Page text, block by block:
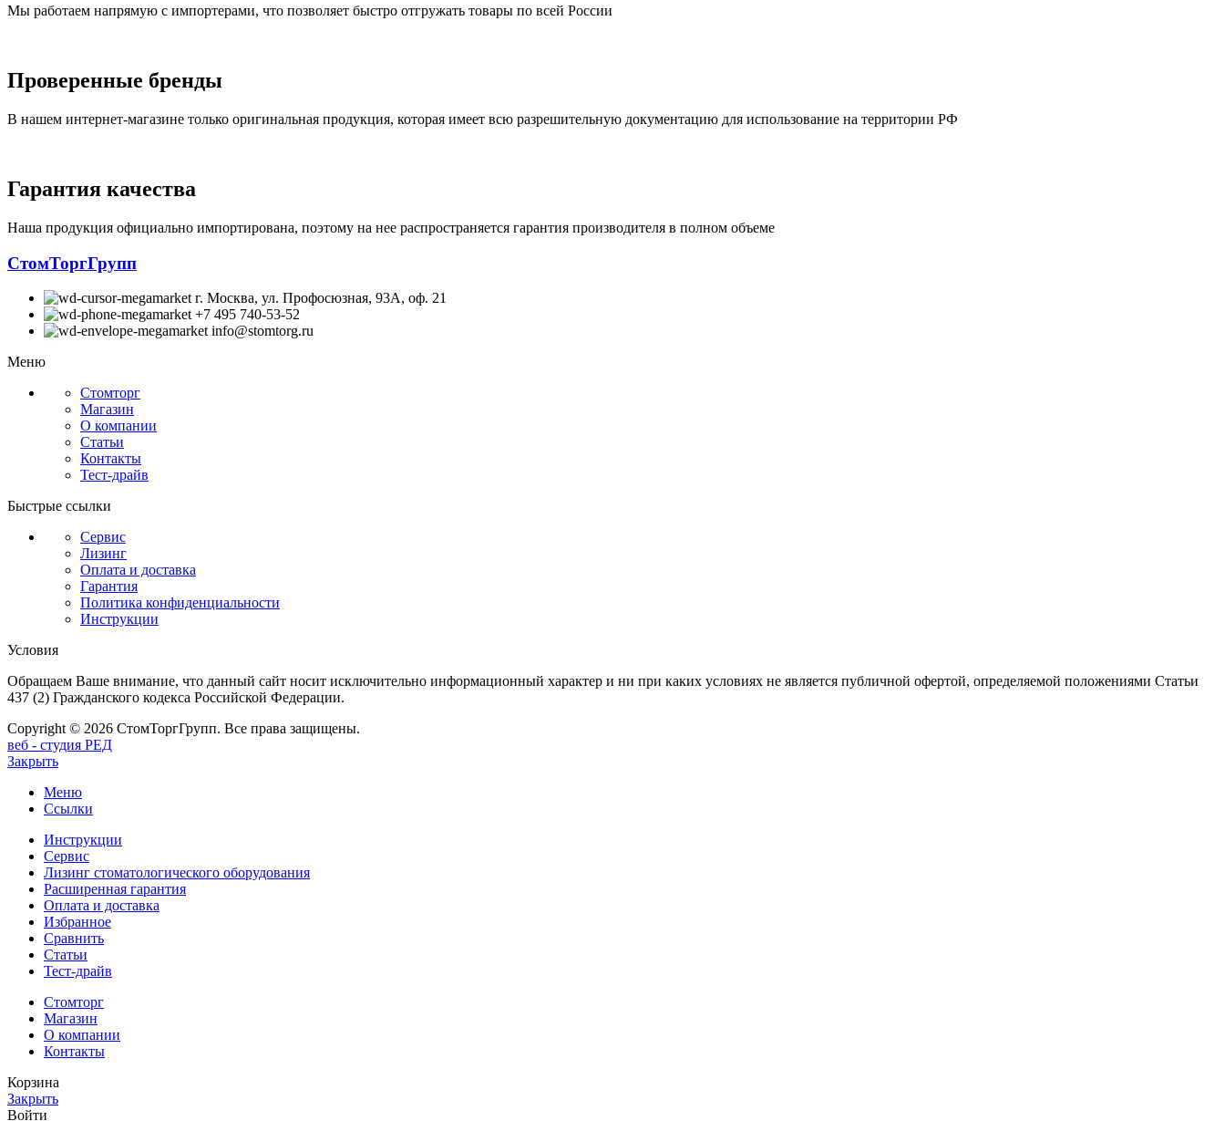
Мы работаем напрямую с импортерами, что позволяет быстро отгружать товары по всей России
Проверенные бренды
В нашем интернет-магазине только оригинальная продукция, которая имеет всю разрешительную документацию для использование на территории РФ
Гарантия качества
Наша продукция официально импортирована, поэтому на нее распространяется гарантия производителя в полном объеме
СтомТоргГрупп
г. Москва, ул. Профосюзная, 93А, оф. 21
+7 495 740-53-52
info@stomtorg.ru
Меню
Стомторг
Магазин
О компании
Статьи
Контакты
Тест-драйв
Быстрые ссылки
Сервис
Лизинг
Оплата и доставка
Гарантия
Политика конфиденциальности
Инструкции
Условия
Обращаем Ваше внимание, что данный сайт носит исключительно информационный характер и ни при каких условиях не является публичной офертой, определяемой положениями Статьи
437 (2) Гражданского кодекса Российской Федерации.
Copyright © 2026 СтомТоргГрупп. Все права защищены.
веб - студия РЕД
Закрыть
Меню
Ссылки
Инструкции
Сервис
Лизинг стоматологического оборудования
Расширенная гарантия
Оплата и доставка
Избранное
Сравнить
Статьи
Тест-драйв
Стомторг
Магазин
О компании
Контакты
Корзина
Закрыть
Войти